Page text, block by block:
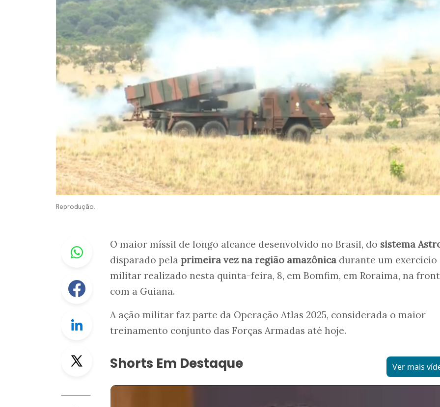
Reprodução.
Whastapp
Facebook
Linkedin
O maior míssil de longo alcance desenvolvido no Brasil, do sistema
disparado pela primeira vez na região amazônica durante um exercício
militar realizado nesta quinta-feira, 8, em Bomfim, em Roraima, na
com a Guiana.
A ação militar faz parte da Operação Atlas 2025, considerada o maior
treinamento conjunto das Forças Armadas até hoje.
Shorts Em Destaque Ver mais